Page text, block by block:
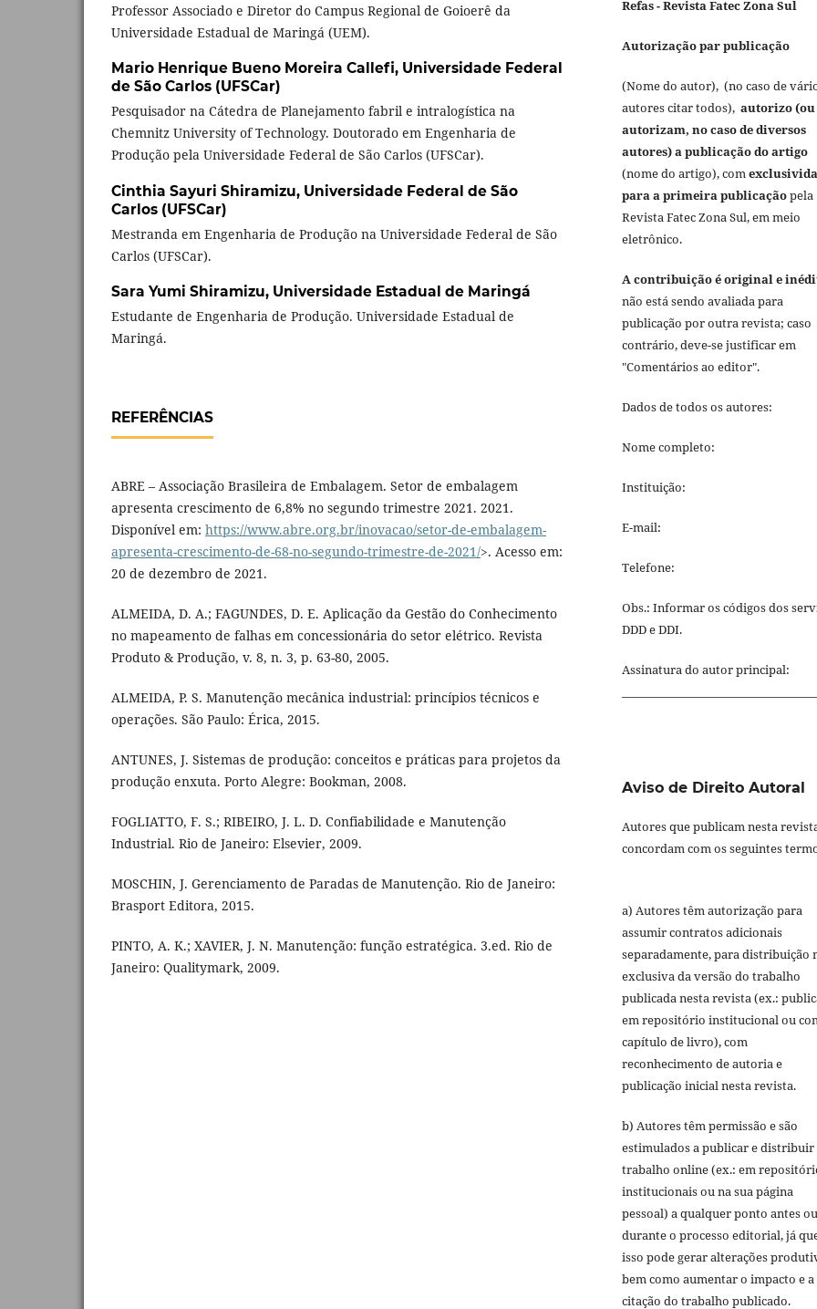
Professor Associado e Diretor do Campus Regional de Goioerê da
Universidade Estadual de Maringá (UEM).
Mario Henrique Bueno Moreira Callefi, Universidade Federal
de São Carlos (UFSCar)
Pesquisador na Cátedra de Planejamento fabril e intralogística na
Chemnitz University of Technology. Doutorado em Engenharia de
Produção pela Universidade Federal de São Carlos (UFSCar).
Cinthia Sayuri Shiramizu, Universidade Federal de São
Carlos (UFSCar)
Mestranda em Engenharia de Produção na Universidade Federal de São
Carlos (UFSCar).
Sara Yumi Shiramizu, Universidade Estadual de Maringá
Estudante de Engenharia de Produção. Universidade Estadual de
Maringá.
REFERÊNCIAS
ABRE – Associação Brasileira de Embalagem. Setor de embalagem
apresenta crescimento de 6,8% no segundo trimestre 2021. 2021.
Disponível em: https://www.abre.org.br/inovacao/setor-de-embalagem-
apresenta-crescimento-de-68-no-segundo-trimestre-de-2021/>. Acesso em:
20 de dezembro de 2021.
ALMEIDA, D. A.; FAGUNDES, D. E. Aplicação da Gestão do Conhecimento
no mapeamento de falhas em concessionária do setor elétrico. Revista
Produto & Produção, v. 8, n. 3, p. 63-80, 2005.
ALMEIDA, P. S. Manutenção mecânica industrial: princípios técnicos e
operações. São Paulo: Érica, 2015.
ANTUNES, J. Sistemas de produção: conceitos e práticas para projetos da
produção enxuta. Porto Alegre: Bookman, 2008.
FOGLIATTO, F. S.; RIBEIRO, J. L. D. Confiabilidade e Manutenção
Industrial. Rio de Janeiro: Elsevier, 2009.
MOSCHIN, J. Gerenciamento de Paradas de Manutenção. Rio de Janeiro:
Brasport Editora, 2015.
PINTO, A. K.; XAVIER, J. N. Manutenção: função estratégica. 3.ed. Rio de
Janeiro: Qualitymark, 2009.
Refas - Revista Fatec Zona Sul
Autorização par publicação
(Nome do autor), (no caso de
autores citar todos), autorizo (ou
autorizam, no caso de diversos
autores) a publicação do artigo
(nome do artigo), com
para a primeira publicaçãopela
Revista Fatec Zona Sul, em meio
eletrônico.
A contribuição é original e
não está sendo avaliada para
publicação por outra revista; caso
contrário, deve-se justificar em
"Comentários ao editor".
Dados de todos os autores:
Nome completo:
Instituição:
E-mail:
Telefone:
Obs.: Informar os códigos dos
DDD e DDI.
Assinatura do autor principal:
Aviso de Direito Autoral
Autores que publicam nesta
concordam com os seguintes
a) Autores têm autorização para
assumir contratos adicionais
separadamente, para distribuição
exclusiva da versão do trabalho
publicada nesta revista (ex.:
em repositório institucional ou
capítulo de livro), com
reconhecimento de autoria e
publicação inicial nesta revista.
b) Autores têm permissão e são
estimulados a publicar e distribuir
trabalho online (ex.: em
institucionais ou na sua página
pessoal) a qualquer ponto antes ou
durante o processo editorial, já
isso pode gerar alterações
bem como aumentar o impacto e a
citação do trabalho publicado.